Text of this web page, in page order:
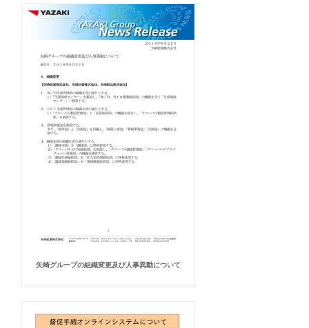
矢崎グループの組織変更及び人事異動について